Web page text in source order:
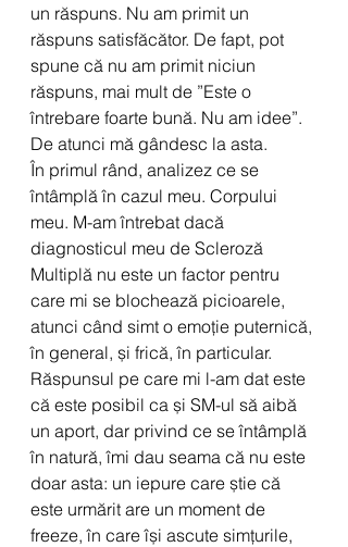
un răspuns. Nu am primit un
răspuns satisfăcător. De fapt, pot
spune că nu am primit niciun
răspuns, mai mult de ”Este o
întrebare foarte bună. Nu am idee”.
De atunci mă gândesc la asta.
În primul rând, analizez ce se
întâmplă în cazul meu. Corpului
meu. M-am întrebat dacă
diagnosticul meu de Scleroză
Multiplă nu este un factor pentru
care mi se blochează picioarele,
atunci când simt o emoție puternică,
în general, și frică, în particular.
Răspunsul pe care mi l-am dat este
că este posibil ca și SM-ul să aibă
un aport, dar privind ce se întâmplă
în natură, îmi dau seama că nu este
doar asta: un iepure care știe că
este urmărit are un moment de
freeze, în care își ascute simțurile,